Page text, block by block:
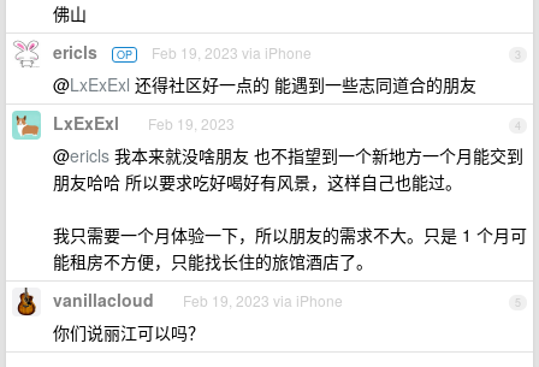
佛山
3
ericls OP Feb 19, 2023 via iPhone
@LxExExl 还得社区好一点的 能遇到一些志同道合的朋友
4
LxExExl Feb 19, 2023
@ericls 我本来就没啥朋友 也不指望到一个新地方一个月能交到
朋友哈哈 所以要求吃好喝好有风景，这样自己也能过。
我只需要一个月体验一下，所以朋友的需求不大。只是 1 个月可
能租房不方便，只能找长住的旅馆酒店了。
5
vanillacloud Feb 19, 2023 via iPhone
你们说丽江可以吗？